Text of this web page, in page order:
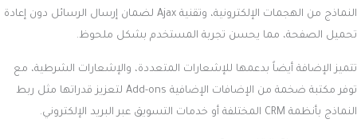
النماذج من الهجمات الإلكترونية، وتقنية Ajax لضمان إرسال الرسائل دون إعادة
تحميل الصفحة، مما يحسن تجربة المستخدم بشكل ملحوظ.
تتميز الإضافة أيضاً بدعمها للإشعارات المتعددة، والإشعارات الشرطية، مع
توفر مكتبة ضخمة من الإضافات الإضافية Add-ons لتعزيز قدراتها مثل ربط
النماذج بأنظمة CRM المختلفة أو خدمات التسويق عبر البريد الإلكتروني.